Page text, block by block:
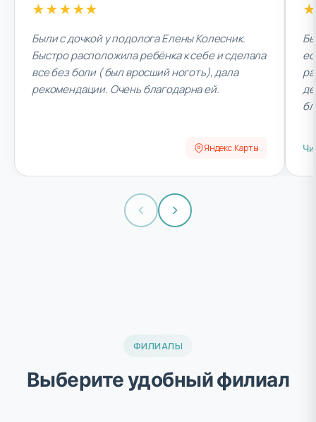
★★★★★
Были с дочкой у подолога Елены Колесник.
Быстро расположила ребёнка к себе и сделала
все без боли ( был вросший ноготь), дала
рекомендации. Очень благодарна ей.
Яндекс.Карты
★
ФИЛИАЛЫ
Выберите удобный филиал